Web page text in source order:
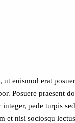
euismod erat
Posuere praesent
pede turpis
et nisi sociosqu